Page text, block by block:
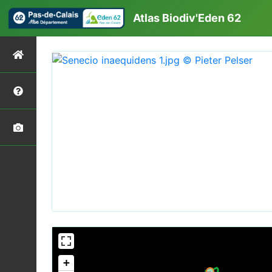
Atlas Biodiv'Eden 62
+